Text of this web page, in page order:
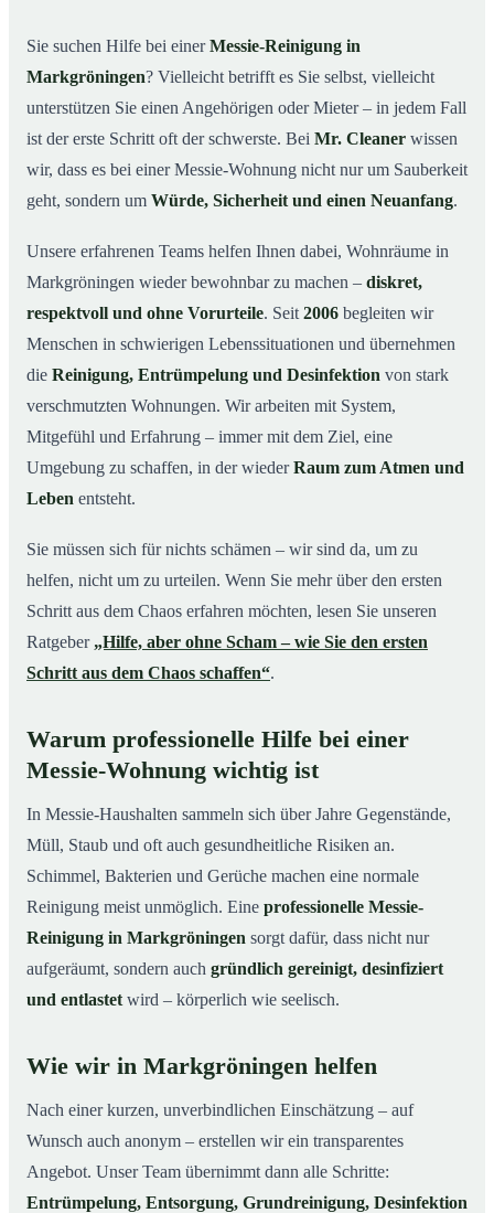
04Ablauf einer Messie-Reinigung
05Ihre Vorteile mit Mr. Cleaner in Markgröningen
06Messie-Hilfe in Markgröningen & Umgebung
Jetzt kostenlose Beratung zur Messie-Reinigung in
Markgröningen
Sie suchen Hilfe bei einerMessie-Reinigung in
Markgröningen? Vielleicht betrifft es Sie selbst, vielleicht
unterstützen Sie einen Angehörigen oder Mieter – in jedem Fall
ist der erste Schritt oft der schwerste. Bei Mr. Cleaner wissen
wir, dass es bei einer Messie-Wohnung nicht nur um Sauberkeit
geht, sondern um Würde, Sicherheit und einen Neuanfang.
Unsere erfahrenen Teams helfen Ihnen dabei, Wohnräume in
Markgröningen wieder bewohnbar zu machen – diskret,
respektvoll und ohne Vorurteile. Seit 2006 begleiten wir
Menschen in schwierigen Lebenssituationen und übernehmen
die Reinigung, Entrümpelung und Desinfektion von stark
verschmutzten Wohnungen. Wir arbeiten mit System,
Mitgefühl und Erfahrung – immer mit dem Ziel, eine
Umgebung zu schaffen, in der wiederRaum zum Atmen und
Leben entsteht.
Sie müssen sich für nichts schämen – wir sind da, um zu
helfen, nicht um zu urteilen. Wenn Sie mehr über den ersten
Schritt aus dem Chaos erfahren möchten, lesen Sie unseren
Ratgeber „Hilfe, aber ohne Scham – wie Sie den ersten
Schritt aus dem Chaos schaffen“.
Warum professionelle Hilfe bei einer
Messie-Wohnung wichtig ist
In Messie-Haushalten sammeln sich über Jahre Gegenstände,
Müll, Staub und oft auch gesundheitliche Risiken an.
Schimmel, Bakterien und Gerüche machen eine normale
Reinigung meist unmöglich. Eine professionelle Messie-
Reinigung in Markgröningen sorgt dafür, dass nicht nur
aufgeräumt, sondern auch gründlich gereinigt, desinfiziert
und entlastet wird – körperlich wie seelisch.
Wie wir in Markgröningen helfen
Nach einer kurzen, unverbindlichen Einschätzung – auf
Wunsch auch anonym – erstellen wir ein transparentes
Angebot. Unser Team übernimmt dann alle Schritte:
Entrümpelung, Entsorgung, Grundreinigung, Desinfektion